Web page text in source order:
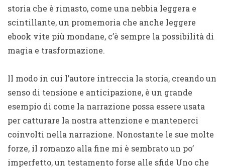
storia che è rimasto, come una nebbia leggera e
scintillante, un promemoria che anche leggere
ebook vite più mondane, c’è sempre la possibilità di
magia e trasformazione.
Il modo in cui l’autore intreccia la storia, creando un
senso di tensione e anticipazione, è un grande
esempio di come la narrazione possa essere usata
per catturare la nostra attenzione e mantenerci
coinvolti nella narrazione. Nonostante le sue molte
forze, il romanzo alla fine mi è sembrato un po’
imperfetto, un testamento forse alle sfide Uno che